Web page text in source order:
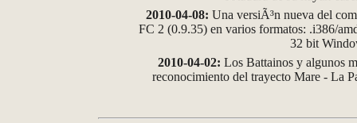
2010-04-08: Una versiÃ³n nueva del
FC 2 (0.9.35) en varios formatos: .i386/
32 bit
2010-04-02: Los Battainos y algunos
reconocimiento del trayecto Mare - La